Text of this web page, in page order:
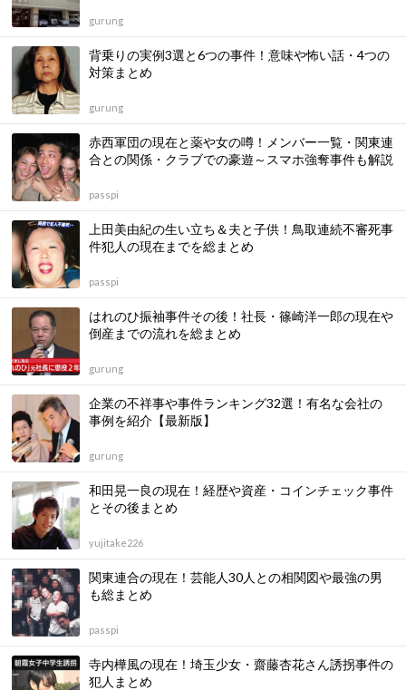
gurung
背乗りの実例3選と6つの事件！意味や怖い話・4つの
対策まとめ
gurung
赤西軍団の現在と薬や女の噂！メンバー一覧・関東連
合との関係・クラブでの豪遊～スマホ強奪事件も解説
passpi
上田美由紀の生い立ち＆夫と子供！鳥取連続不審死事
件犯人の現在までを総まとめ
passpi
はれのひ振袖事件その後！社長・篠崎洋一郎の現在や
倒産までの流れを総まとめ
gurung
企業の不祥事や事件ランキング32選！有名な会社の
事例を紹介【最新版】
gurung
和田晃一良の現在！経歴や資産・コインチェック事件
とその後まとめ
yujitake226
関東連合の現在！芸能人30人との相関図や最強の男
も総まとめ
passpi
寺内樺風の現在！埼玉少女・齋藤杏花さん誘拐事件の
犯人まとめ